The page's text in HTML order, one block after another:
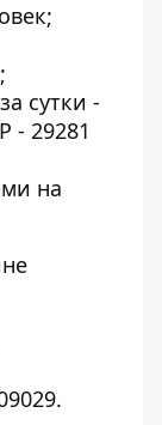
сутки -
- 29281
на